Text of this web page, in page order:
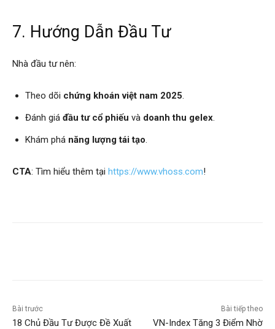
7. Hướng Dẫn Đầu Tư
Nhà đầu tư nên:
Theo dõi chứng khoán việt nam 2025.
Đánh giá đầu tư cổ phiếu và doanh thu gelex.
Khám phá năng lượng tái tạo.
CTA: Tìm hiểu thêm tại https://www.vhoss.com!
Bài trước
18 Chủ Đầu Tư Được Đề Xuất
Bài tiếp theo
VN-Index Tăng 3 Điểm Nhờ